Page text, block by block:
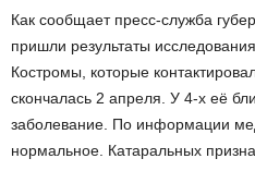
Как сообщает пресс-служба
пришли результаты
Костромы, которые
скончалась 2 апреля. У 4-х её
заболевание. По информации
нормальное. Катаральных